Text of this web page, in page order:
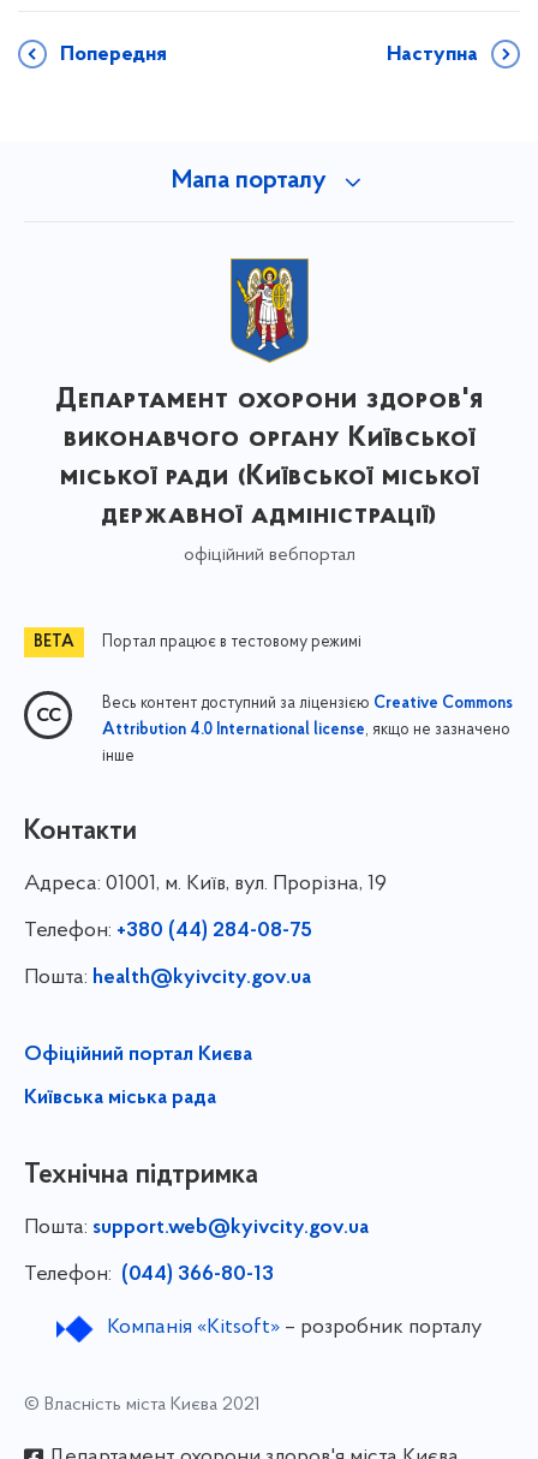
Попередня Наступна
Мапа порталу
Департамент охорони здоров'я
виконавчого органу Київської
міської ради (Київської міської
державної адміністрації)
офіційний вебпортал
Портал працює в тестовому режимі
Весь контент доступний за ліцензією Creative Commons
Attribution 4.0 International license, якщо не зазначено
інше
Контакти
Адреса: 01001, м. Київ, вул. Прорізна, 19
Телефон: +380 (44) 284-08-75
Пошта: health@kyivcity.gov.ua
Офіційний портал Києва
Київська міська рада
Технічна підтримка
Пошта: support.web@kyivcity.gov.ua
Телефон: (044) 366-80-13
Компанія «Kitsoft»– розробник порталу
© Власність міста Києва 2021